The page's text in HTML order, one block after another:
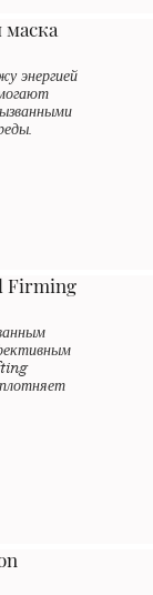
энергией
Firming